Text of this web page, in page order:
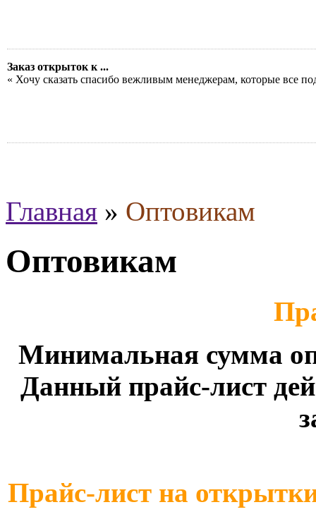
Заказ открыток к ...
« Хочу сказать спасибо вежливым менеджерам, которые все
Главная » Оптовикам
Оптовикам
Минимальная сумма
Данный прайс-лист
Прайс-лист на